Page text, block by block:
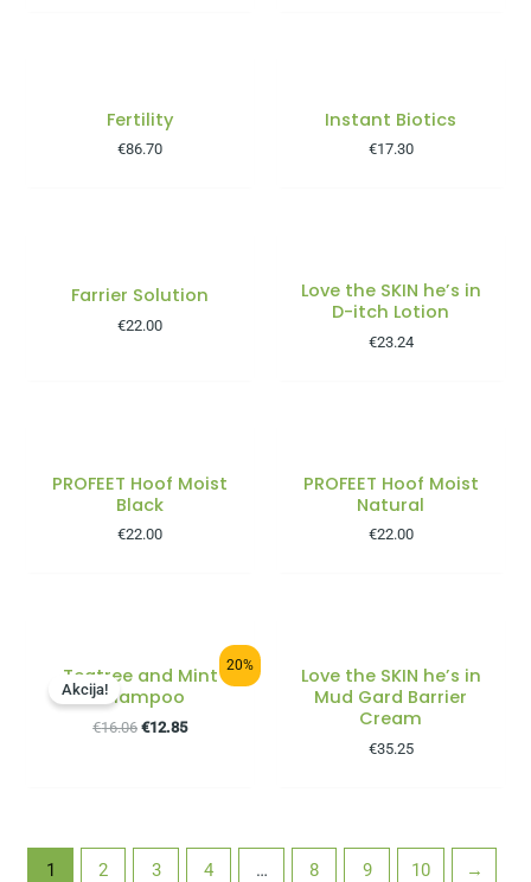
Fertility
€86.70
Instant Biotics
€17.30
Farrier Solution
€22.00
Love the SKIN he’s in
D-itch Lotion
€23.24
PROFEET Hoof Moist
Black
€22.00
PROFEET Hoof Moist
Natural
€22.00
20%
Akcija!
Teatree and Mint
Shampoo
€16.06 €12.85
Love the SKIN he’s in
Mud Gard Barrier
Cream
€35.25
1 2 3 4 … 8 9 10 →